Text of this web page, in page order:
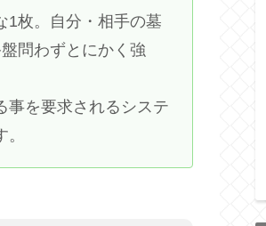
1枚。自分・相手の墓
問わずとにかく強
事を要求されるシステ